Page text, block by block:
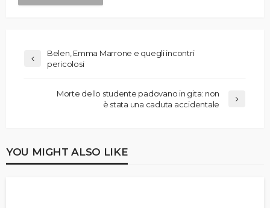
Belen, Emma Marrone e quegli incontri
pericolosi
Morte dello studente padovano in gita: non
è stata una caduta accidentale
YOU MIGHT ALSO LIKE